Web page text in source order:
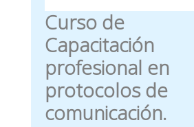
Curso de
Capacitación
profesional en
protocolos de
comunicación.